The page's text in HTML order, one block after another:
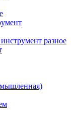
разное